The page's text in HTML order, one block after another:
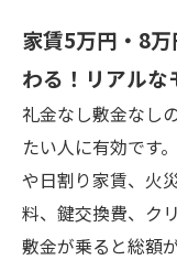
家賃5万円・8
わる！リアルな
礼金なし敷金なし
たい人に有効です
や日割り家賃、火
料、鍵交換費、ク
敷金が乗ると総額